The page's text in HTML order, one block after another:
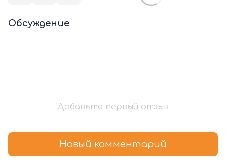
Обсуждение
Добавьте первый отзыв
Новый комментарий